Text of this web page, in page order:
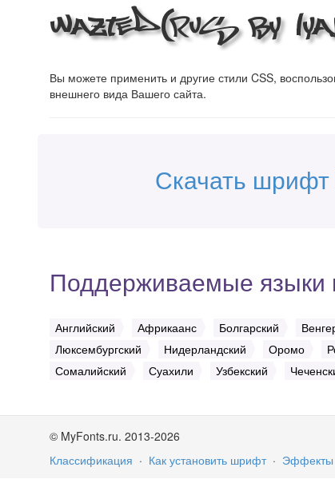
Wazted(RUS BY
Вы можете применить и другие стили CSS,
внешнего вида Вашего сайта.
Скачать шрифт
Поддерживаемые
Английский Африкаанс Болгарский
Люксембургский
Нидерландский Оромо
Сомалийский
Суахили Узбекский
© MyFonts.ru. 2013-2026
Классификация · Как установить шрифт · Эффекты